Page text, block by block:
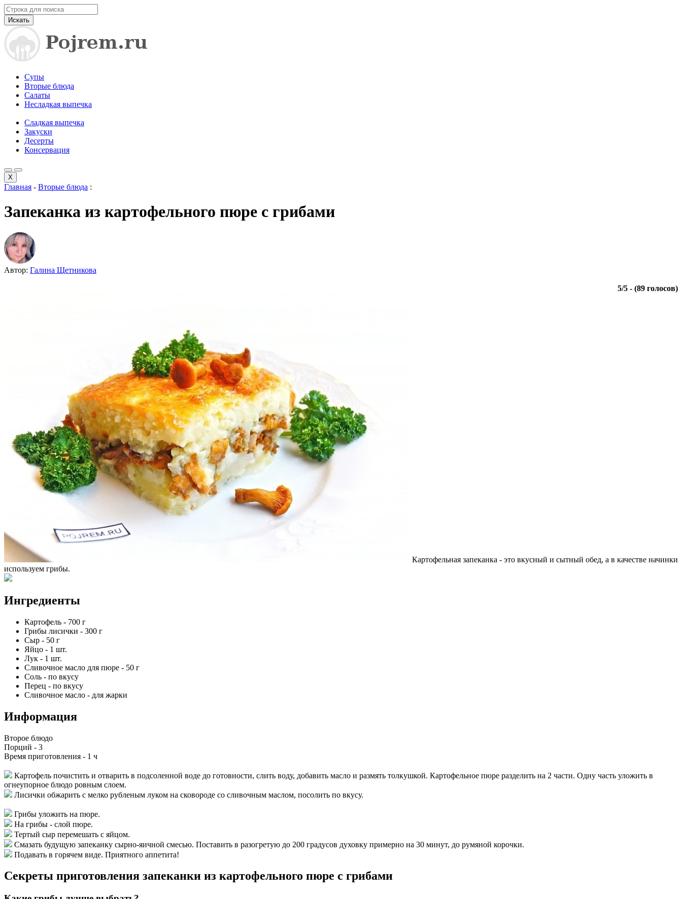
Искать
Супы
Вторые блюда
Салаты
Несладкая выпечка
Сладкая выпечка
Закуски
Десерты
Консервация
X
Главная - Вторые блюда :
Запеканка из картофельного пюре с грибами
Автор: Галина Щетникова
5/5 - (89 голосов)
Картофельная запеканка - это вкусный и сытный обед, а в качестве начинки
используем грибы.
Ингредиенты
Картофель - 700 г
Грибы лисички - 300 г
Сыр - 50 г
Яйцо - 1 шт.
Лук - 1 шт.
Сливочное масло для пюре - 50 г
Соль - по вкусу
Перец - по вкусу
Сливочное масло - для жарки
Информация
Второе блюдо
Порций - 3
Время приготовления - 1 ч
Картофель почистить и отварить в подсоленной воде до готовности, слить воду, добавить масло и размять толкушкой. Картофельное пюре разделить на 2 части. Одну часть уложить в
огнеупорное блюдо ровным слоем.
Лисички обжарить с мелко рубленым луком на сковороде со сливочным маслом, посолить по вкусу.
Грибы уложить на пюре.
На грибы - слой пюре.
Тертый сыр перемешать с яйцом.
Смазать будущую запеканку сырно-яичной смесью. Поставить в разогретую до 200 градусов духовку примерно на 30 минут, до румяной корочки.
Подавать в горячем виде. Приятного аппетита!
Секреты приготовления запеканки из картофельного пюре с грибами